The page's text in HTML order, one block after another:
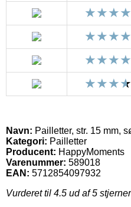
Navn: Pailletter, str. 15 mm,
Kategori: Pailletter
Producent: HappyMoments
Varenummer: 589018
EAN: 5712854097932
Vurderet til 4.5 ud af 5